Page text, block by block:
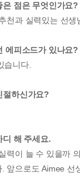
점은 무엇인가요?
천과 실력있는 선생
에피소드가 있나요?
습니다.
절하신가요?
디 해 주세요.
력이 늘 수 있을까
앞으로도 Aimee 선